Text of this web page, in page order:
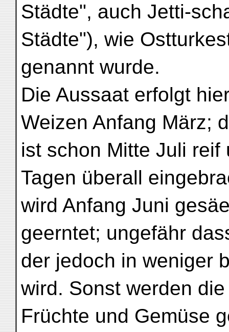
Städte", auch Jetti-
Städte"), wie
genannt wurde.
Die Aussaat erfolgt
Weizen Anfang März;
ist schon Mitte Juli
Tagen überall
wird Anfang Juni
geerntet; ungefähr
der jedoch in weniger
wird. Sonst werden
Früchte und Gemüse